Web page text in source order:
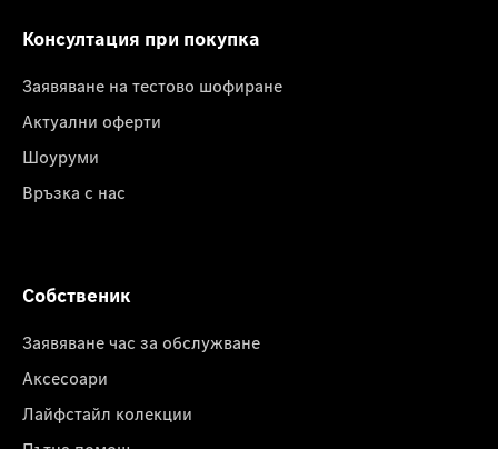
Консултация при покупка
Заявяване на тестово шофиране
Актуални оферти
Шоуруми
Връзка с нас
Собственик
Заявяване час за обслужване
Аксесоари
Лайфстайл колекции